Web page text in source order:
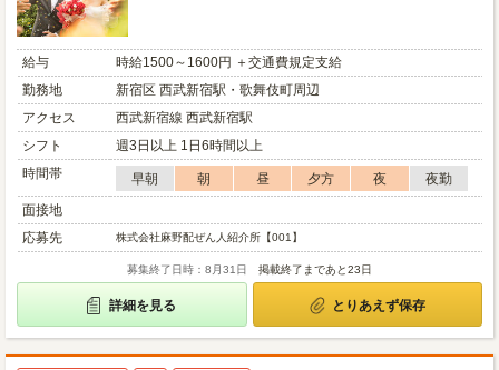
給与
時給1500～1600円 ＋交通費規定支給
勤務地
新宿区 西武新宿駅・歌舞伎町周辺
アクセス
西武新宿線 西武新宿駅
シフト
週3日以上 1日6時間以上
時間帯
早朝 朝 昼 夕方 夜
夜勤
面接地
応募先
株式会社麻野配ぜん人紹介所【001】
募集終了日時：8月31日 掲載終了まであと23日
詳細を見る とりあえず保存